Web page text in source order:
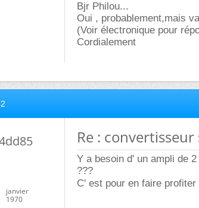
Bjr Philou...
Oui , probablement,mais
(Voir électronique pour
Cordialement
janvier
1970
Re :
Y a besoin d' un ampli de
???
C' est pour en faire